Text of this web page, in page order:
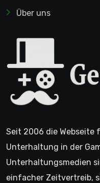
Über uns
Seit 2006 die Webseite
Unterhaltung in der
Unterhaltungsmedien
einfacher Zeitvertreib,